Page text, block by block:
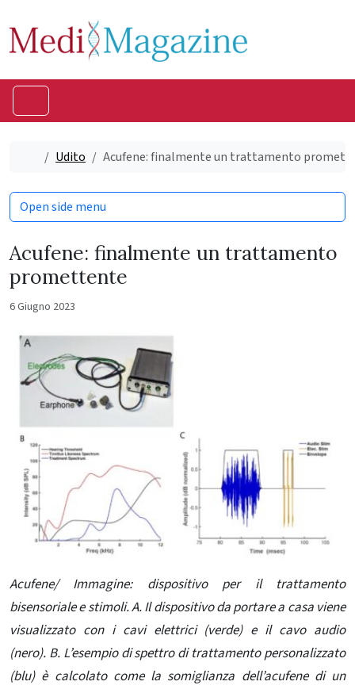
HomeUdito Acufene: finalmente un trattamento
Acufene: finalmente un trattamento
promettente
6 Giugno 2023
Acufene/ Immagine: dispositivo per il trattamento
bisensoriale e stimoli. A. Il dispositivo da portare a casa viene
visualizzato con i cavi elettrici (verde) e il cavo audio
(nero). B. L’esempio di spettro di trattamento personalizzato
(blu) è calcolato come la somiglianza dell’acufene di un
Open side menu